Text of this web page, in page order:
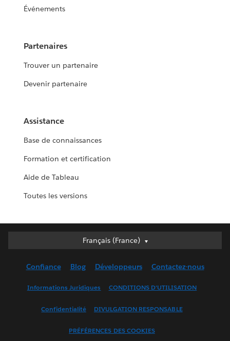
Événements
Partenaires
Trouver un partenaire
Devenir partenaire
Assistance
Base de connaissances
Formation et certification
Aide de Tableau
Toutes les versions
Français (France)
Français (France)
English (UK)
Français (Canada)
Confiance Blog Développeurs Contactez-nous
Informations Juridiques CONDITIONS D'UTILISATION
Confidentialité DIVULGATION RESPONSABLE
PRÉFÉRENCES DES COOKIES